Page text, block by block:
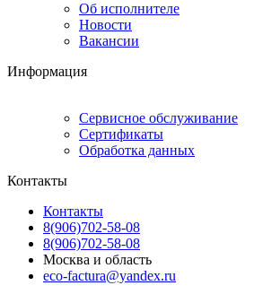
Об исполнителе
Новости
Вакансии
Информация
Сервисное обслуживание
Сертификаты
Обработка данных
Контакты
Контакты
8(906)702-58-08
8(906)702-58-08
Москва и область
eco-factura@yandex.ru